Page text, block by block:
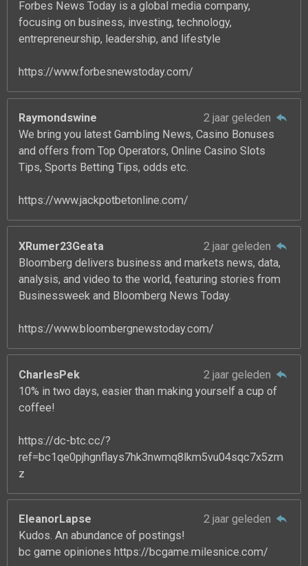
Forbes News Today is a global media company,
focusing on business, investing, technology,
entrepreneurship, leadership, and lifestyle
https://www.forbesnewstoday.com/
Raymondswine
2 jaar geleden
We bring you latest Gambling News, Casino Bonuses
and offers from Top Operators, Online Casino Slots
Tips, Sports Betting Tips, odds etc.
https://www.jackpotbetonline.com/
XRumer23Geata
2 jaar geleden
Bloomberg delivers business and markets news, data,
analysis, and video to the world, featuring stories from
Businessweek and Bloomberg News Today.
https://www.bloombergnewstoday.com/
CharlesPek
2 jaar geleden
10% in two days, easier than making yourself a cup of
coffee!
https://dc-btc.cc/?
ref=bc1qe0pjhgnflays7hk3nwmq8lkm5vu04sqc7x5zm
z
EleanorLapse
2 jaar geleden
Kudos. An abundance of postings!
bc game opiniones https://bcgame.milesnice.com/